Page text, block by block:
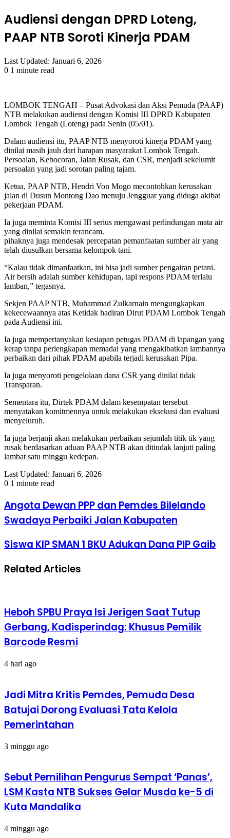
Audiensi dengan DPRD Loteng,
PAAP NTB Soroti Kinerja PDAM
Last Updated: Januari 6, 2026
0 1 minute read
LOMBOK TENGAH – Pusat Advokasi dan Aksi Pemuda (PAAP)
NTB melakukan audiensi dengan Komisi III DPRD Kabupaten
Lombok Tengah (Loteng) pada Senin (05/01).
Dalam audiensi itu, PAAP NTB menyoroti kinerja PDAM yang
dinilai masih jauh dari harapan masyarakat Lombok Tengah.
Persoalan, Kebocoran, Jalan Rusak, dan CSR, menjadi sekelumit
persoalan yang jadi sorotan paling tajam.
Ketua, PAAP NTB, Hendri Von Mogo mecontohkan kerusakan
jalan di Dusun Montong Dao menuju Jengguar yang diduga akibat
pekerjaan PDAM.
Ia juga meminta Komisi III serius mengawasi perlindungan mata air
yang dinilai semakin terancam.
pihaknya juga mendesak percepatan pemanfaatan sumber air yang
telah diusulkan bersama kelompok tani.
“Kalau tidak dimanfaatkan, ini bisa jadi sumber pengairan petani.
Air bersih adalah sumber kehidupan, tapi respons PDAM terlalu
lamban,” tegasnya.
Sekjen PAAP NTB, Muhammad Zulkarnain mengungkapkan
kekecewaannya atas Ketidak hadiran Dirut PDAM Lombok Tengah
pada Audiensi ini.
Ia juga mempertanyakan kesiapan petugas PDAM di lapangan yang
kerap tanpa perlengkapan memadai yang mengakibatkan lambannya
perbaikan dari pihak PDAM apabila terjadi kerusakan Pipa.
Ia juga menyoroti pengelolaan dana CSR yang dinilai tidak
Transparan.
Sementara itu, Dirtek PDAM dalam kesempatan tersebut
menyatakan komitmennya untuk melakukan eksekusi dan evaluasi
menyeluruh.
Ia juga berjanji akan melakukan perbaikan sejumlah titik tik yang
rusak berdasarkan aduan PAAP NTB akan ditindak lanjuti paling
lambat satu minggu kedepan.
Last Updated: Januari 6, 2026
0 1 minute read
Angota Dewan PPP dan Pemdes Bilelando
Swadaya Perbaiki Jalan Kabupaten
Siswa KIP SMAN 1 BKU Adukan Dana PIP Gaib
Related Articles
Heboh SPBU Praya Isi Jerigen Saat Tutup
Gerbang, Kadisperindag: Khusus Pemilik
Barcode Resmi
4 hari ago
Jadi Mitra Kritis Pemdes, Pemuda Desa
Batujai Dorong Evaluasi Tata Kelola
Pemerintahan
3 minggu ago
Sebut Pemilihan Pengurus Sempat ‘Panas’,
LSM Kasta NTB Sukses Gelar Musda ke-5 di
Kuta Mandalika
4 minggu ago